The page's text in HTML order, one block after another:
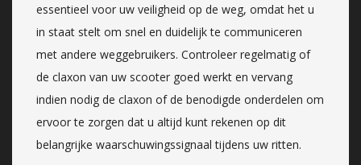
essentieel voor uw veiligheid op de weg, omdat het u
in staat stelt om snel en duidelijk te communiceren
met andere weggebruikers. Controleer regelmatig of
de claxon van uw scooter goed werkt en vervang
indien nodig de claxon of de benodigde onderdelen om
ervoor te zorgen dat u altijd kunt rekenen op dit
belangrijke waarschuwingssignaal tijdens uw ritten.